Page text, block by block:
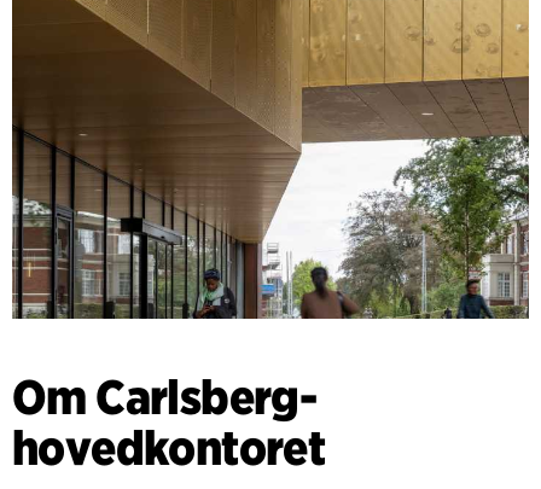
Om Carlsberg-
hovedkontoret